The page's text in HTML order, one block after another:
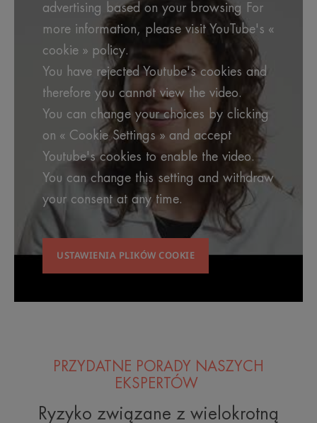
advertising based on your browsing For
more information, please visit YouTube's «
cookie » policy.
You have rejected Youtube's cookies and
therefore you cannot view the video.
You can change your choices by clicking
on « Cookie Settings » and accept
Youtube's cookies to enable the video.
You can change this setting and withdraw
your consent at any time.
USTAWIENIA PLIKÓW COOKIE
PRZYDATNE PORADY NASZYCH
EKSPERTÓW
Ryzyko związane z wielokrotną